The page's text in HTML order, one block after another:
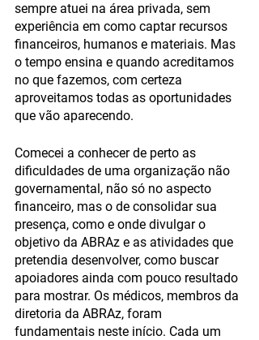
sempre atuei na área privada, sem
experiência em como captar recursos
financeiros, humanos e materiais. Mas
o tempo ensina e quando acreditamos
no que fazemos, com certeza
aproveitamos todas as oportunidades
que vão aparecendo.
Comecei a conhecer de perto as
dificuldades de uma organização não
governamental, não só no aspecto
financeiro, mas o de consolidar sua
presença, como e onde divulgar o
objetivo da ABRAz e as atividades que
pretendia desenvolver, como buscar
apoiadores ainda com pouco resultado
para mostrar. Os médicos, membros da
diretoria da ABRAz, foram
fundamentais neste início. Cada um